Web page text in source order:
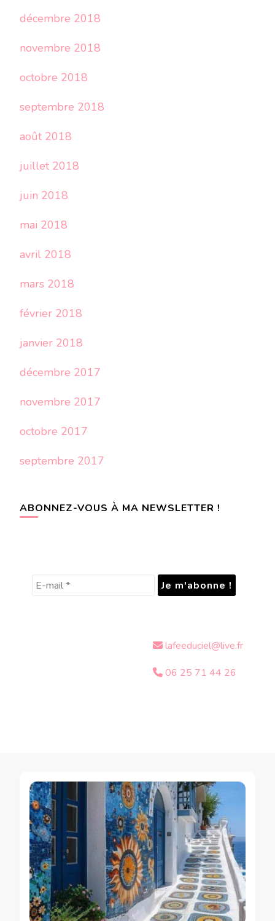
décembre 2018
novembre 2018
octobre 2018
septembre 2018
août 2018
juillet 2018
juin 2018
mai 2018
avril 2018
mars 2018
février 2018
janvier 2018
décembre 2017
novembre 2017
octobre 2017
septembre 2017
ABONNEZ-VOUS À MA NEWSLETTER !
lafeeduciel@live.fr
06 25 71 44 26